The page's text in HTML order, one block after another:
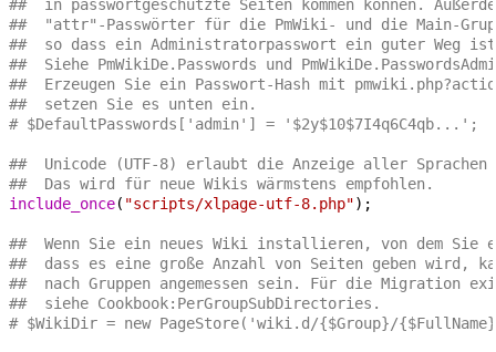
##  in passwortgeschützte Seiten kommen können.
##  "attr"-Passwörter für die PmWiki- und die Main-
##  so dass ein Administratorpasswort ein guter Weg
##  Siehe PmWikiDe.Passwords und
##  Erzeugen Sie ein Passwort-Hash mit
##  setzen Sie es unten ein.
# $DefaultPasswords['admin'] = '$2y$10$7I4q6C4qb...';
##  Unicode (UTF-8) erlaubt die Anzeige aller
##  Das wird für neue Wikis wärmstens empfohlen.
include_once( "scripts/xlpage-utf-8.php");
##  Wenn Sie ein neues Wiki installieren, von dem Sie
##  dass es eine große Anzahl von Seiten geben wird,
##  nach Gruppen angemessen sein. Für die Migration
##  siehe Cookbook:PerGroupSubDirectories.
# $WikiDir = new PageStore('wiki.d/{$Group}/